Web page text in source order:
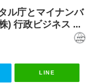
ル庁と マイナンバ
) 行政ビジネス ...
LINE